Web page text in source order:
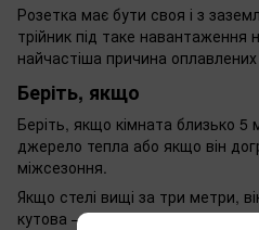
Розетка має бути своя і з
трійник під таке навантаження
найчастіша причина
Беріть, якщо
Беріть, якщо кімната близько 5
джерело тепла або якщо він
міжсезоння.
Якщо стелі вищі за три метри,
кутова — цієї потужності не